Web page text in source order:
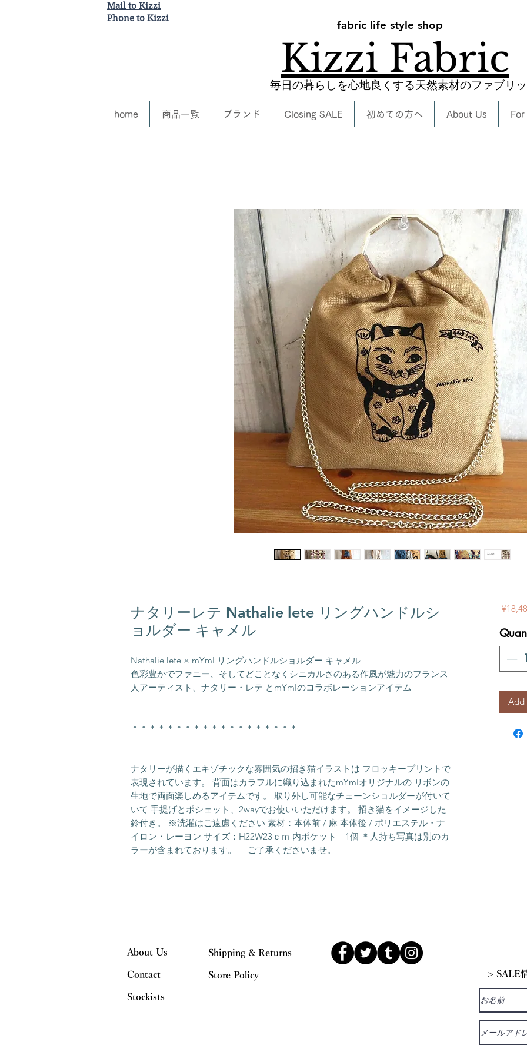
Mail to Kizzi
Phone to Kizzi
fabric life style shop
Kizzi Fabric
毎日の暮らしを心地良くする天然素材のファブリ
home 商品一覧 ブランド Closing SALE 初めての方へ About Us
ナタリーレテ Nathalie lete リングハンドルシ
ョルダー キャメル
Nathalie lete × mYmI リングハンドルショルダー キャメル
色彩豊かでファニー、そしてどことなくシニカルさのある作風が魅力のフランス
人アーティスト、ナタリー・レテ とmYmIのコラボレーションアイテム
＊＊＊＊＊＊＊＊＊＊＊＊＊＊＊＊＊＊＊
ナタリーが描くエキゾチックな雰囲気の招き猫イラストは フロッキープリントで
表現されています。 背面はカラフルに織り込まれたmYmIオリジナルの リボンの
生地で両面楽しめるアイテムです。 取り外し可能なチェーンショルダーが付いて
いて 手提げとポシェット、2wayでお使いいただけます。 招き猫をイメージした
鈴付き。 ※洗濯はご遠慮ください 素材：本体前 / 麻 本体後 / ポリエステル・ナ
イロン・レーヨン サイズ：H22W23ｃｍ 内ポケット 1個 ＊人持ち写真は別のカ
ラーが含まれております。 ご了承くださいませ。
Add
About Us
Contact
Stockists
Shipping & Returns
Store Policy > SALE